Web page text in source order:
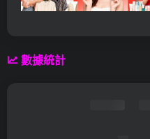
數據統計